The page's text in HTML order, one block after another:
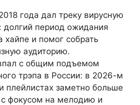
года дал треку вирусную
долгий период ожидания
хайпе и помог собрать
аудиторию.
с общим подъемом
трэпа в России: в 2026-м
плейлистах заметно больше
с фокусом на мелодию и